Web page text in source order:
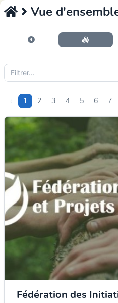
Vue
‹ 1 2 3 4 5 6 7
Fédération des